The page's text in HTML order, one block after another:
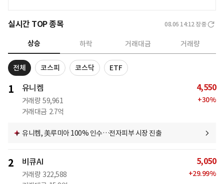
실시간 TOP 종목 08.06 14:12 장중
상승 하락 거래대금 거래량
전체 코스피 코스닥 ETF
1 유니켐
거래량 59,961
거래대금 2.7억
4,550
+30%
유니켐, 美루미아 100% 인수…전자피부 시장 진출
2 비큐AI
거래량 322,588
5,050
+29.99%